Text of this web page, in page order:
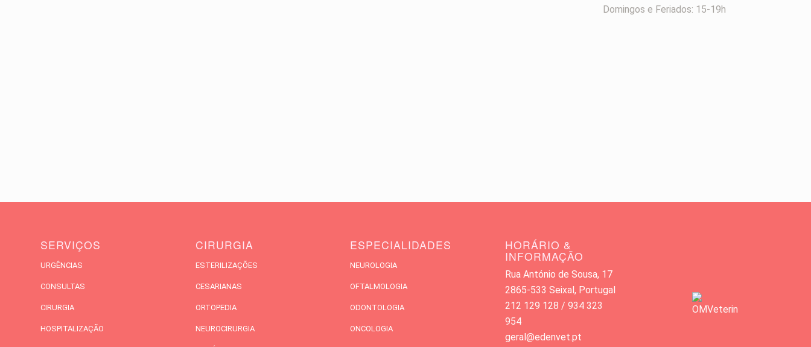
Domingos e Feriados: 15-19h
SERVIÇOS
URGÊNCIAS
CONSULTAS
CIRURGIA
HOSPITALIZAÇÃO
CIRURGIA
ESTERILIZAÇÕES
CESARIANAS
ORTOPEDIA
NEUROCIRURGIA
ESPECIALIDADES
NEUROLOGIA
OFTALMOLOGIA
ODONTOLOGIA
ONCOLOGIA
HORÁRIO &
INFORMAÇÃO
Rua António de Sousa, 17
2865-533 Seixal, Portugal
212 129 128 / 934 323
954
geral@edenvet.pt